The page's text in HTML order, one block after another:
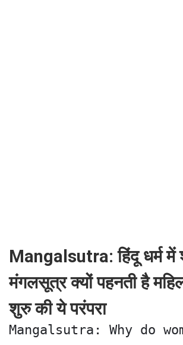
Mangalsutra: हिंदू धर्म में
मंगलसूत्र क्यों पहनती है
शुरु की ये परंपरा
Mangalsutra: Why do